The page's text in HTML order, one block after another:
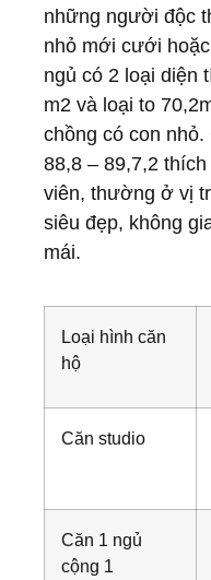
những người độc
nhỏ mới cưới
ngủ có 2 loại diện
m2 và loại to
chồng có con
88,8 – 89,7,2
viên, thường ở vị
siêu đẹp, không
mái.
Loại hình căn
hộ
Căn studio
Căn 1 ngủ
cộng 1